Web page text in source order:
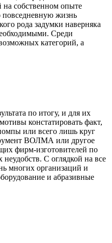
на собственном опыте
повседневную жизнь
рода задумки наверняка
Среди
категорий, а
по итогу, и для их
констатировать факт,
или всего лишь круг
ВОЛМА или другое
фирм-изготовителей по
С оглядкой на все
многих организаций и
и абразивные